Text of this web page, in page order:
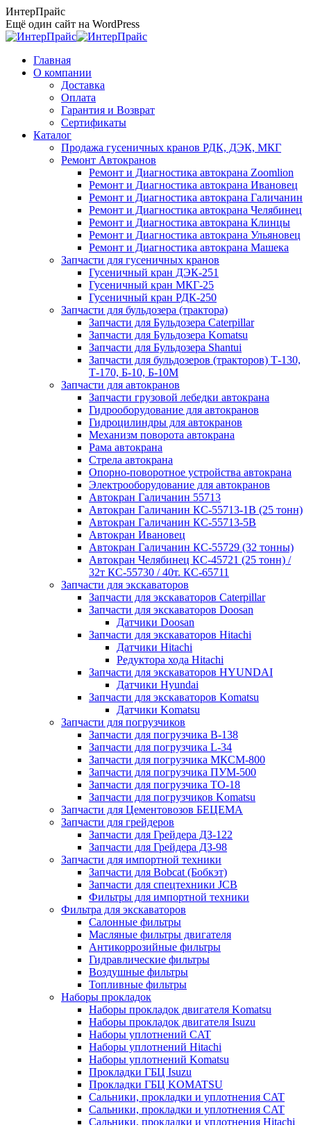
Перейти
к
содержанию
ИнтерПрайс
Ещё один сайт на WordPress
Главная
О компании
Доставка
Оплата
Гарантия и Возврат
Сертификаты
Каталог
Продажа гусеничных кранов РДК, ДЭК, МКГ
Ремонт Автокранов
Ремонт и Диагностика автокрана Zoomlion
Ремонт и Диагностика автокрана Ивановец
Ремонт и Диагностика автокрана Галичанин
Ремонт и Диагностика автокрана Челябинец
Ремонт и Диагностика автокрана Клинцы
Ремонт и Диагностика автокрана Ульяновец
Ремонт и Диагностика автокрана Машека
Запчасти для гусеничных кранов
Гусеничный кран ДЭК-251
Гусеничный кран МКГ-25
Гусеничный кран РДК-250
Запчасти для бульдозера (трактора)
Запчасти для Бульдозера Caterpillar
Запчасти для Бульдозера Komatsu
Запчасти для Бульдозера Shantui
Запчасти для бульдозеров (тракторов) Т-130,
Т-170, Б-10, Б-10М
Запчасти для автокранов
Запчасти грузовой лебедки автокрана
Гидрооборудование для автокранов
Гидроцилиндры для автокранов
Механизм поворота автокрана
Рама автокрана
Стрела автокрана
Опорно-поворотное устройства автокрана
Электрооборудование для автокранов
Автокран Галичанин 55713
Автокран Галичанин КС-55713-1В (25 тонн)
Автокран Галичанин КС-55713-5В
Автокран Ивановец
Автокран Галичанин КС-55729 (32 тонны)
Автокран Челябинец КС-45721 (25 тонн) /
32т КС-55730 / 40т. КС-65711
Запчасти для экскаваторов
Запчасти для экскаваторов Caterpillar
Запчасти для экскаваторов Doosan
Датчики Doosan
Запчасти для экскаваторов Hitachi
Датчики Hitachi
Редуктора хода Hitachi
Запчасти для экскаваторов HYUNDAI
Датчики Hyundai
Запчасти для экскаваторов Komatsu
Датчики Komatsu
Запчасти для погрузчиков
Запчасти для погрузчика B-138
Запчасти для погрузчика L-34
Запчасти для погрузчика МКСМ-800
Запчасти для погрузчика ПУМ-500
Запчасти для погрузчика ТО-18
Запчасти для погрузчиков Komatsu
Запчасти для Цементовозов БЕЦЕМА
Запчасти для грейдеров
Запчасти для Грейдера ДЗ-122
Запчасти для Грейдера ДЗ-98
Запчасти для импортной техники
Запчасти для Bobcat (Бобкэт)
Запчасти для спецтехники JCB
Фильтры для импортной техники
Фильтра для экскаваторов
Салонные фильтры
Масляные фильтры двигателя
Антикоррозийные фильтры
Гидравлические фильтры
Воздушные фильтры
Топливные фильтры
Наборы прокладок
Наборы прокладок двигателя Komatsu
Наборы прокладок двигателя Isuzu
Наборы уплотнений CAT
Наборы уплотнений Hitachi
Наборы уплотнений Komatsu
Прокладки ГБЦ Isuzu
Прокладки ГБЦ KOMATSU
Сальники, прокладки и уплотнения CAT
Сальники, прокладки и уплотнения CAT
Сальники, прокладки и уплотнения Hitachi